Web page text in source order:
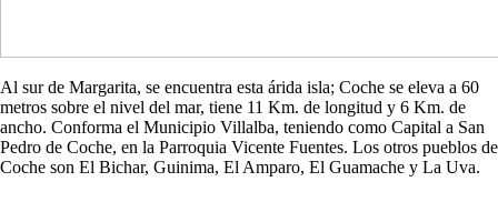
Al sur de Margarita, se encuentra esta árida isla; Coche se eleva a 60
metros sobre el nivel del mar, tiene 11 Km. de longitud y 6 Km. de
ancho. Conforma el Municipio Villalba, teniendo como Capital a San
Pedro de Coche, en la Parroquia Vicente Fuentes. Los otros pueblos de
Coche son El Bichar, Guinima, El Amparo, El Guamache y La Uva.